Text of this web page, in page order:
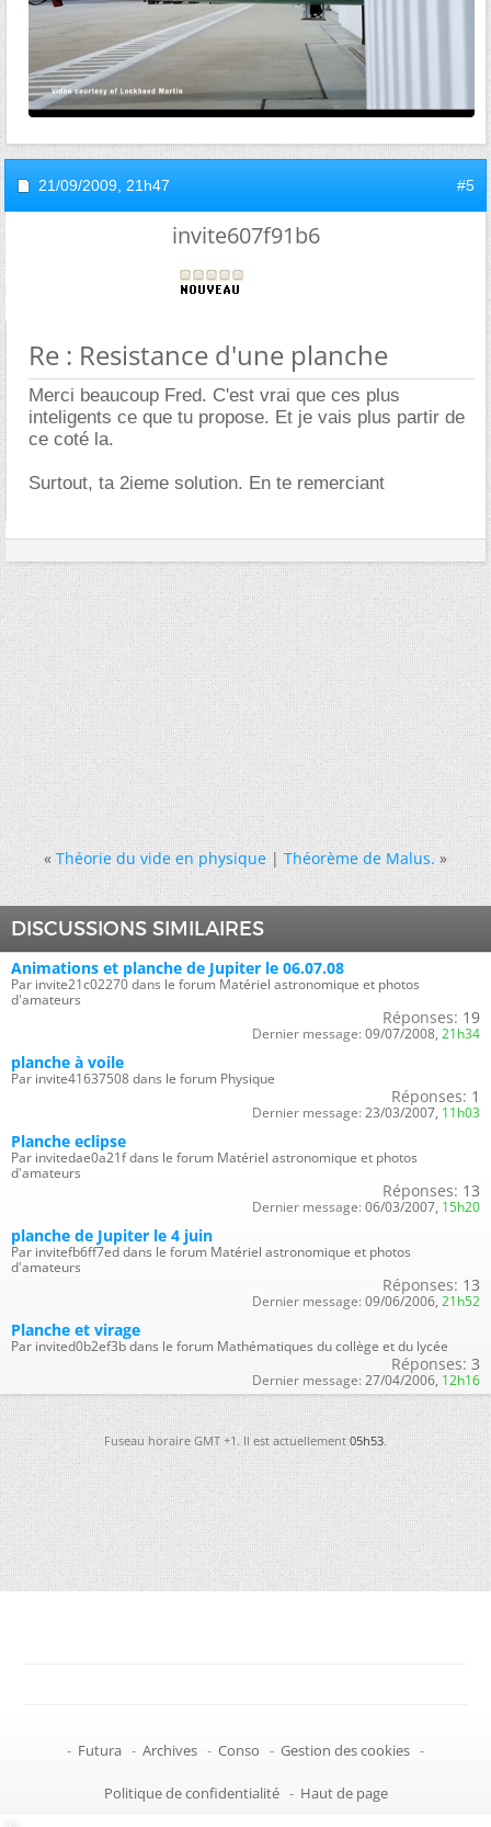
21/09/2009, 21h47 #5
invite607f91b6
Re : Resistance d'une planche
Merci beaucoup Fred. C'est vrai que ces plus
inteligents ce que tu propose. Et je vais plus partir de
ce coté la.
Surtout, ta 2ieme solution. En te remerciant
« Théorie du vide en physique|Théorème de Malus. »
DISCUSSIONS SIMILAIRES
Animations et planche de Jupiter le 06.07.08
Par invite21c02270 dans le forum Matériel astronomique et photos
d'amateurs
Réponses: 19
Dernier message: 09/07/2008, 21h34
planche à voile
Par invite41637508 dans le forum Physique
Réponses: 1
Dernier message: 23/03/2007, 11h03
Planche eclipse
Par invitedae0a21f dans le forum Matériel astronomique et photos
d'amateurs
Réponses: 13
Dernier message: 06/03/2007, 15h20
planche de Jupiter le 4 juin
Par invitefb6ff7ed dans le forum Matériel astronomique et photos
d'amateurs
Réponses: 13
Dernier message: 09/06/2006, 21h52
Planche et virage
Par invited0b2ef3b dans le forum Mathématiques du collège et du lycée
Réponses: 3
Dernier message: 27/04/2006, 12h16
Fuseau horaire GMT +1. Il est actuellement05h53.
- Futura - Archives - Conso - Gestion des cookies -
Politique de confidentialité - Haut de page